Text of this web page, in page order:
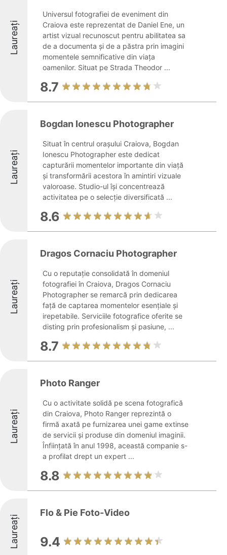
Laureați
Universul fotografiei de eveniment din
Craiova este reprezentat de Daniel Ene, un
artist vizual recunoscut pentru abilitatea sa
de a documenta și de a păstra prin imagini
momentele semnificative din viața
oamenilor. Situat pe Strada Theodor ...
8.7
Laureați
Bogdan Ionescu Photographer
Situat în centrul orașului Craiova, Bogdan
Ionescu Photographer este dedicat
capturării momentelor importante din viață
și transformării acestora în amintiri vizuale
valoroase. Studio-ul își concentrează
activitatea pe o selecție diversificată ...
8.6
Laureați
Dragos Cornaciu Photographer
Cu o reputație consolidată în domeniul
fotografiei în Craiova, Dragos Cornaciu
Photographer se remarcă prin dedicarea
față de captarea momentelor esențiale și
irepetabile. Serviciile fotografice oferite se
disting prin profesionalism și pasiune, ...
8.7
Laureați
Photo Ranger
Cu o activitate solidă pe scena fotografică
din Craiova, Photo Ranger reprezintă o
firmă axată pe furnizarea unei game extinse
de servicii și produse din domeniul imaginii.
Înființată în anul 1998, această companie s-
a profilat drept un expert ...
8.8
Laureați
Flo & Pie Foto-Video
9.4